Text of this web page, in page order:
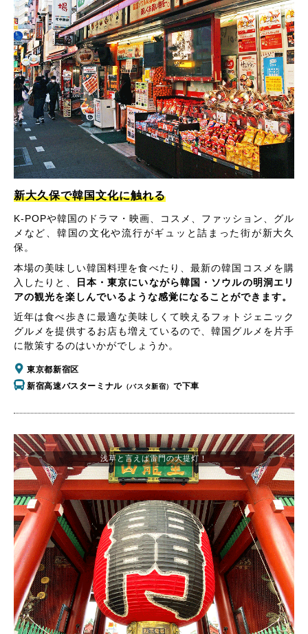
新大久保で韓国文化に触れる
K-POPや韓国のドラマ・映画、コスメ、ファッション、グル
メなど、韓国の文化や流行がギュッと詰まった街が新大久
保。
本場の美味しい韓国料理を食べたり、最新の韓国コスメを購
入したりと、
日本・東京にいながら韓国・ソウルの明洞エリ
アの観光を楽しんでいるような感覚になることができます。
近年は食べ歩きに最適な美味しくて映えるフォトジェニック
グルメを提供するお店も増えているので、韓国グルメを片手
に散策するのはいかがでしょうか。
東京都新宿区
新宿高速バスターミナル（バスタ新宿） で下車
浅草と言えば雷門の大提灯！